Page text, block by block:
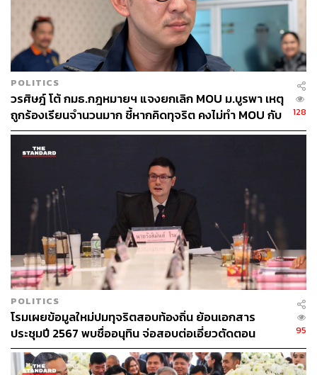
POLITICS
วรศิษฎ์ โต้ กมธ.กฎหมายฯ แจงยกเลิก MOU ม.บูรพา เหตุ
ถูกร้องเรียนจำนวนมาก ชี้หากคิดทุจริต คงไม่ทำ MOU กับ
5 หน่วยงาน
128
POLITICS
โรมเผยข้อมูลใหม่ปมทุจริตสอบท้องถิ่น ย้อนเอกสาร
ประชุมปี 2567 พบชื่ออนุทิน จ่อสอบต่อเอี่ยวตัดตอน
ม.บูรพา หรือไม่
95